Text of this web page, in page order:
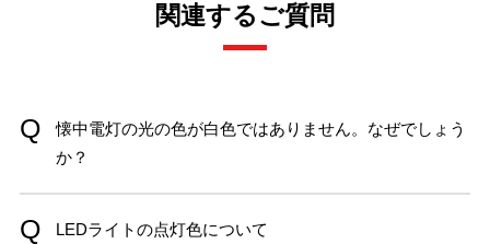
関連するご質問
懐中電灯の光の色が白色ではありません。なぜでしょう
か？
LEDライトの点灯色について